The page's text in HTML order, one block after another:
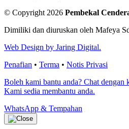
© Copyright 2026 Pembekal
Dimiliki dan diuruskan oleh Mafeya
Web Design by Jaring Digital.
Penafian • Terma • Notis Privasi
Boleh kami bantu anda? Chat
Kami sedia membantu anda.
WhatsApp & Tempahan